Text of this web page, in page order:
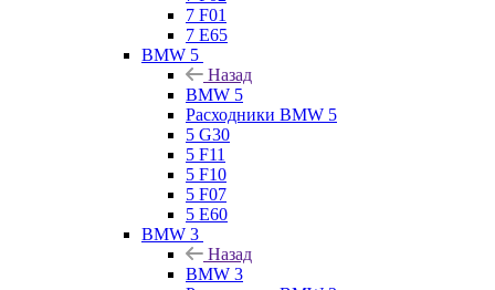
7 F01
7 E65
BMW 5
Назад
BMW 5
Расходники BMW 5
5 G30
5 F11
5 F10
5 F07
5 E60
BMW 3
Назад
BMW 3